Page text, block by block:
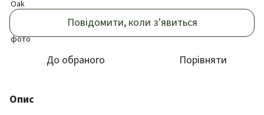
Повідомити, коли з'явиться
До обраного Порівняти
Опис